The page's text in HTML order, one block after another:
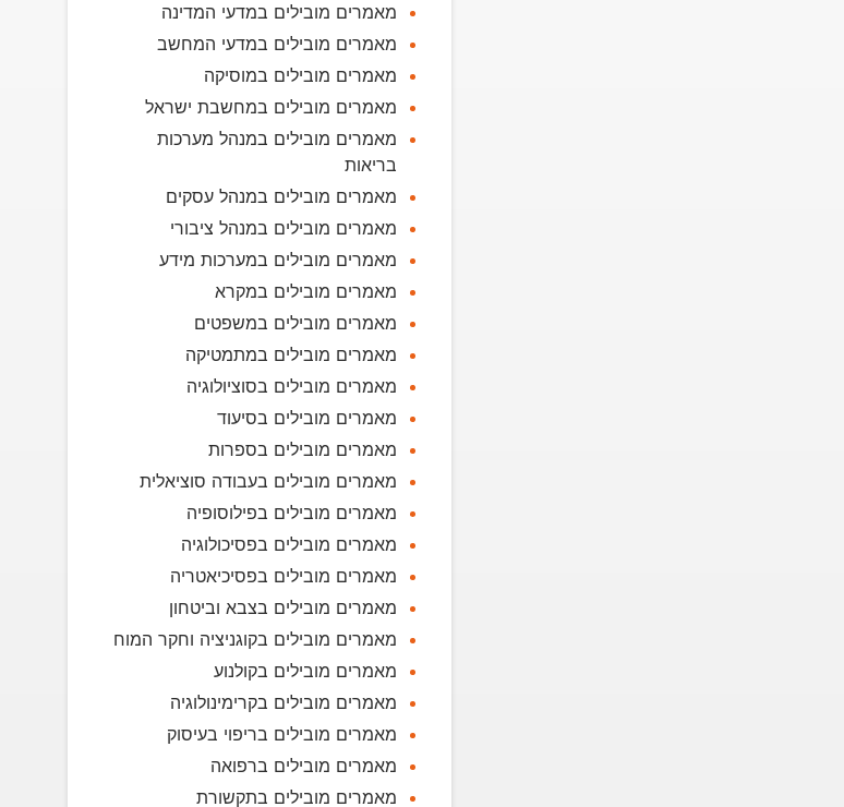
מאמרים מובילים במדעי המדינה
מאמרים מובילים במדעי המחשב
מאמרים מובילים במוסיקה
מאמרים מובילים במחשבת ישראל
מאמרים מובילים במנהל מערכות
בריאות
מאמרים מובילים במנהל עסקים
מאמרים מובילים במנהל ציבורי
מאמרים מובילים במערכות מידע
מאמרים מובילים במקרא
מאמרים מובילים במשפטים
מאמרים מובילים במתמטיקה
מאמרים מובילים בסוציולוגיה
מאמרים מובילים בסיעוד
מאמרים מובילים בספרות
מאמרים מובילים בעבודה סוציאלית
מאמרים מובילים בפילוסופיה
מאמרים מובילים בפסיכולוגיה
מאמרים מובילים בפסיכיאטריה
מאמרים מובילים בצבא וביטחון
מאמרים מובילים בקוגניציה וחקר המוח
מאמרים מובילים בקולנוע
מאמרים מובילים בקרימינולוגיה
מאמרים מובילים בריפוי בעיסוק
מאמרים מובילים ברפואה
מאמרים מובילים בתקשורת